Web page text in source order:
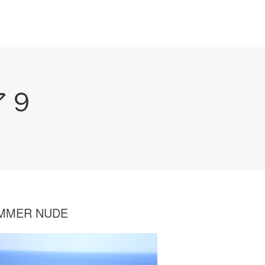
NUDE